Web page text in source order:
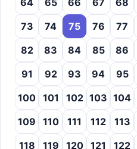
64
65 66 67 68
73
74 75 76 77
82
83 84 85 86
91
92 93 94 95
100 101 102 103 104
109
110 111 112 113
118
119 120 121 122